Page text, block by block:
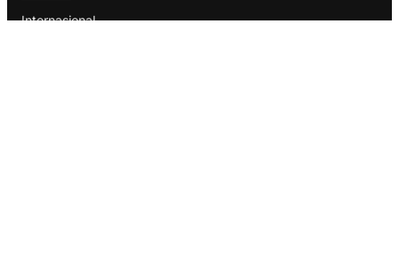
Internasional